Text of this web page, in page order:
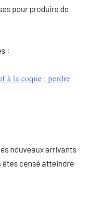
pour produire de
:
à la coque : perdre
nouveaux arrivants
êtes censé atteindre